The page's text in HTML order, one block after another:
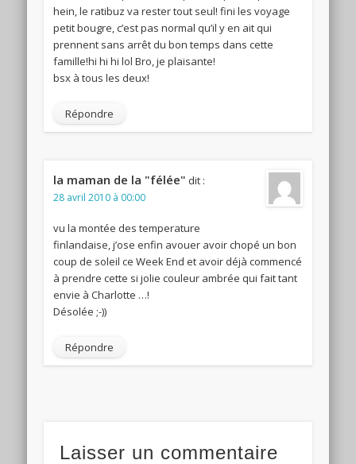
hein, le ratibuz va rester tout seul! fini les voyage
petit bougre, c’est pas normal qu’il y en ait qui
prennent sans arrêt du bon temps dans cette
famille!hi hi hi lol Bro, je plaisante!
bsx à tous les deux!
Répondre
la maman de la "félée" dit :
28 avril 2010 à 00:00
vu la montée des temperature
finlandaise, j’ose enfin avouer avoir chopé un bon
coup de soleil ce Week End et avoir déjà commencé
à prendre cette si jolie couleur ambrée qui fait tant
envie à Charlotte …!
Désolée ;-))
Répondre
Laisser un commentaire